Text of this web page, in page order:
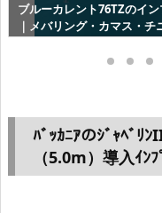
タテカケ君で釣り竿の傷を
する｜インプレ口コミレビ
（DAIWA）
ﾊﾞｯｶﾆｱのｼﾞｬﾍﾞﾘ
（5.0m）導入ｲﾝﾌ